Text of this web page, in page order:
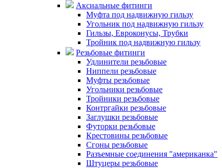
Аксиальные фитинги
Муфта под надвижную гильзу
Угольник под надвижную гильзу
Гильзы, Евроконусы, Трубки
Тройник под надвижную гильзу
Резьбовые фитинги
Удлинители резьбовые
Ниппели резьбовые
Муфты резьбовые
Угольники резьбовые
Тройники резьбовые
Контргайки резьбовые
Заглушки резьбовые
Футорки резьбовые
Крестовины резьбовые
Сгоны резьбовые
Разъемные соединения "американка"
Штуцеры резьбовые